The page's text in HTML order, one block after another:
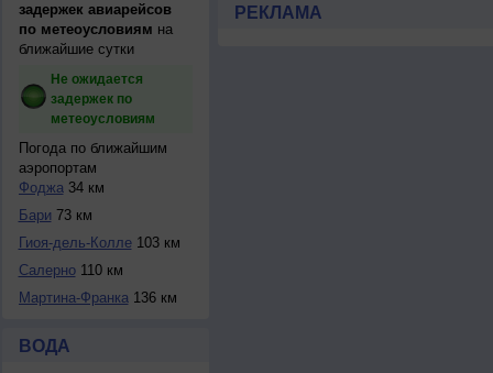
задержек авиарейсов
по метеоусловиям на
ближайшие сутки
Не ожидается
задержек по
метеоусловиям
Погода по ближайшим
аэропортам
Фоджа34 км
Бари 73 км
Гиоя-дель-Колле103 км
Салерно110 км
Мартина-Франка136 км
ВОДА
РЕКЛАМА